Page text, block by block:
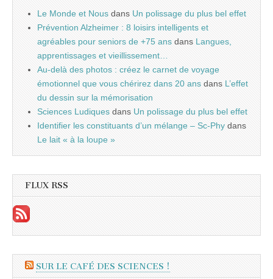
Le Monde et Nous dans Un polissage du plus bel effet
Prévention Alzheimer : 8 loisirs intelligents et
agréables pour seniors de +75 ans dans Langues,
apprentissages et vieillissement…
Au-delà des photos : créez le carnet de voyage
émotionnel que vous chérirez dans 20 ans dans L’effet
du dessin sur la mémorisation
Sciences Ludiques dans Un polissage du plus bel effet
Identifier les constituants d’un mélange – Sc-Phy dans
Le lait « à la loupe »
FLUX RSS
SUR LE CAFÉ DES SCIENCES !